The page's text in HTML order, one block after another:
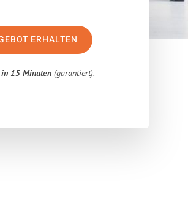
ERHALTEN
in 15 Minuten (garantiert).